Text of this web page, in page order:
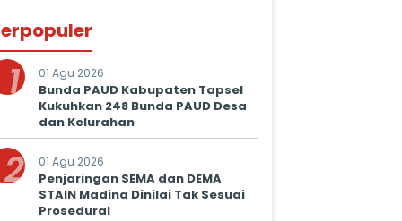
1 01 Agu 2026
Bunda PAUD Kabupaten Tapsel
Kukuhkan 248 Bunda PAUD Desa
dan Kelurahan
2 01 Agu 2026
Penjaringan SEMA dan DEMA
STAIN Madina Dinilai Tak Sesuai
Prosedural